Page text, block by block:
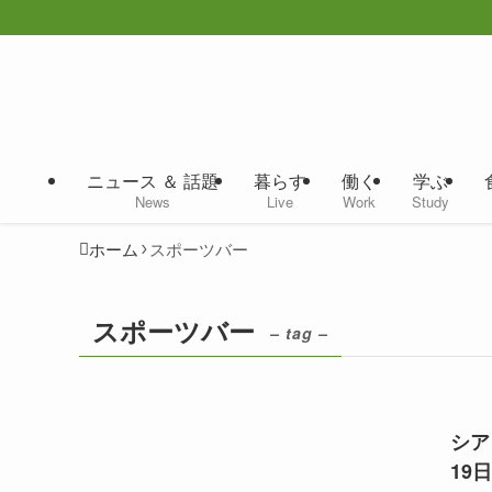
ニュース ＆ 話題
News
暮らす
Live
働く
Work
学ぶ
Study
ホーム スポーツバー
スポーツバー – tag –
シ
19